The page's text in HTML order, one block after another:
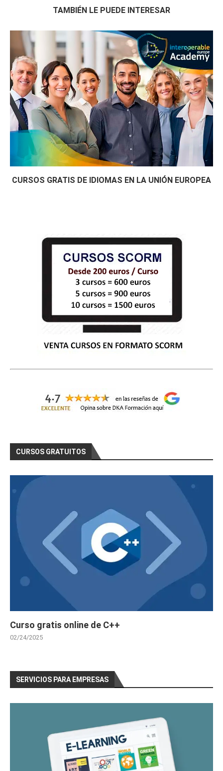
TAMBIÉN LE PUEDE INTERESAR
CURSOS GRATIS DE IDIOMAS EN LA UNIÓN EUROPEA
CURSOS GRATUITOS
Curso gratis online de C++
02/24/2025
SERVICIOS PARA EMPRESAS